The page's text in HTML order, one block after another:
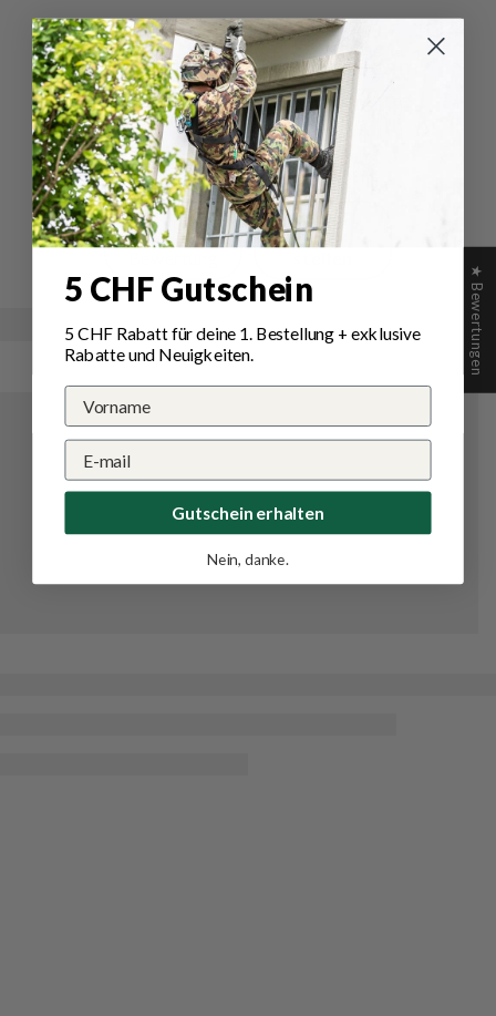
Bewertungen für Suprabeam
Q5xr Defend Taschenlampe
Schreiben Sie die erste Bewertung
Schreibe
eine
Eine
Frage
★ Bewertungen
5 CHF Gutschein
5 CHF Rabatt für deine 1. Bestellung+ exklusive
Rabatte und Neuigkeiten.
Gutschein erhalten
Nein, danke.